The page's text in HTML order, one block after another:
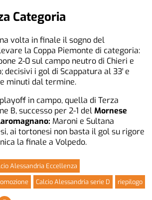
Categoria
volta in finale il sogno del
la Coppa Piemonte di categoria:
2-0 sul campo neutro di Chieri e
i gol di Scappatura al 33′ e
minuti dal termine.
in campo, quella di Terza
B, successo per 2-1 delMornese
Maroni e Sultana
ai tortonesi non basta il gol su rigore
la finale a Volpedo.
Alessandria Eccellenza
Calcio Alessandria serie D riepilogo